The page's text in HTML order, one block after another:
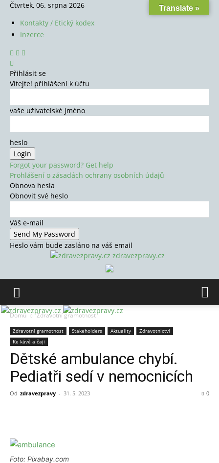
Čtvrtek, 06. srpna 2026
Kontakty / Etický kodex
Inzerce
Přihlásit se
Vítejte! přihlášení k účtu
vaše uživatelské jméno
heslo
Forgot your password? Get help
Prohlášení o zásadách ochrany osobních údajů
Obnova hesla
Obnovit své heslo
Váš e-mail
Heslo vám bude zasláno na váš email
zdravezpravy.cz
Domů Zdravotní gramotnost
Zdravotní gramotnost Stakeholders Aktuality
Zdravotnictví
Ke kávě a čaji
Dětské ambulance chybí.
Pediatři sedí v nemocnicích
Od zdravezpravy - 31. 5. 2023 0
Foto: Pixabay.com
Translate »